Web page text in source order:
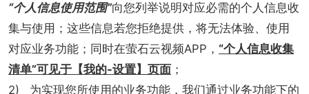
“个人信息使用范围”向您列举说明对应必需的个人信息收
集与使用；这些信息若您拒绝提供，将无法体验、使用
对应业务功能；同时在萤石云视频APP， “个人信息收集
清单”可见于【我的-设置】页面 ；
2) 为实现您所使用的业务功能，我们通过业务功能下的